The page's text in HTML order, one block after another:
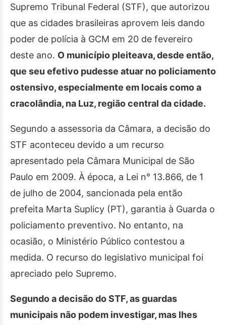
Supremo Tribunal Federal (STF), que autorizou
que as cidades brasileiras aprovem leis dando
poder de polícia à GCM em 20 de fevereiro
deste ano. O município pleiteava, desde então,
que seu efetivo pudesse atuar no policiamento
ostensivo, especialmente em locais como a
cracolândia, na Luz, região central da cidade.
Segundo a assessoria da Câmara, a decisão do
STF aconteceu devido a um recurso
apresentado pela Câmara Municipal de São
Paulo em 2009. À época, a Lei n° 13.866, de 1
de julho de 2004, sancionada pela então
prefeita Marta Suplicy (PT), garantia à Guarda o
policiamento preventivo. No entanto, na
ocasião, o Ministério Público contestou a
medida. O recurso do legislativo municipal foi
apreciado pelo Supremo.
Segundo a decisão do STF, as guardas
municipais não podem investigar, mas lhes